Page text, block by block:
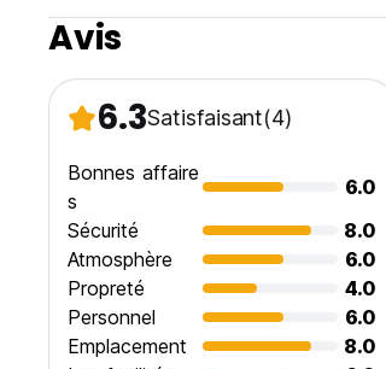
Avis
6.3Satisfaisant(4)
Bonnes affaire
s
6.0
Sécurité
8.0
Atmosphère
6.0
Propreté
4.0
Personnel
6.0
Emplacement
8.0